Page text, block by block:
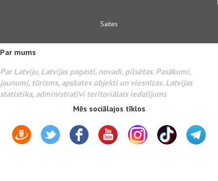
Saites
Par mums
Par Latviju, Latvijas pagasti, novadi, pilsētas. Pasākumi,
jaunumi, tūrisms, apskates objekti un viesnīcas. Latvijas
statistika, administratīvi teritoriālais iedalījums
Mēs sociālajos tīklos